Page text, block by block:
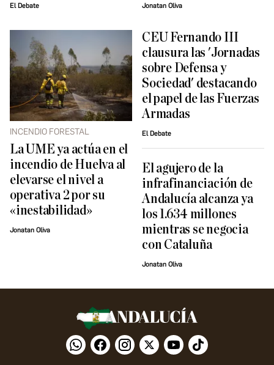
El Debate Jonatan Oliva
INCENDIO FORESTAL
La UME ya actúa en el
incendio de Huelva al
elevarse el nivel a
operativa 2 por su
«inestabilidad»
Jonatan Oliva
CEU Fernando III
clausura las 'Jornadas
sobre Defensa y
Sociedad' destacando
el papel de las Fuerzas
Armadas
El Debate
El agujero de la
infrafinanciación de
Andalucía alcanza ya
los 1.634 millones
mientras se negocia
con Cataluña
Jonatan Oliva